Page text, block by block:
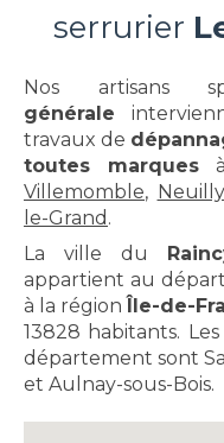
serrurier
Nos artisans
générale
travaux de
toutes marques
Villemomble,
le-Grand .
La ville du
appartient au
à la régionÎle-de-
13828 habitants.
département sont
et Aulnay-sous-Bois.